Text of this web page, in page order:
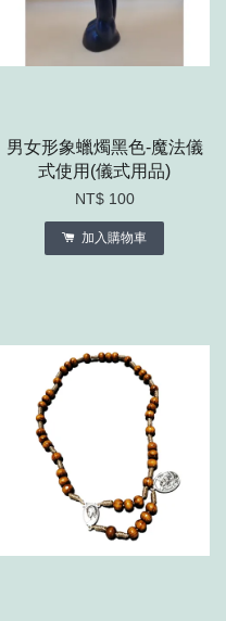
男女形象蠟燭黑色-魔法儀
式使用(儀式用品)
NT$ 100
加入購物車